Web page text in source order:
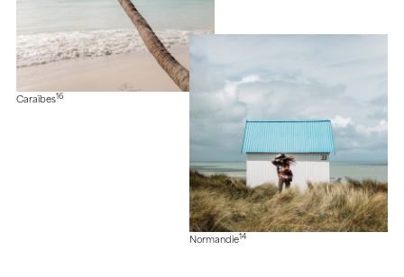
Caraïbes16
Normandie14